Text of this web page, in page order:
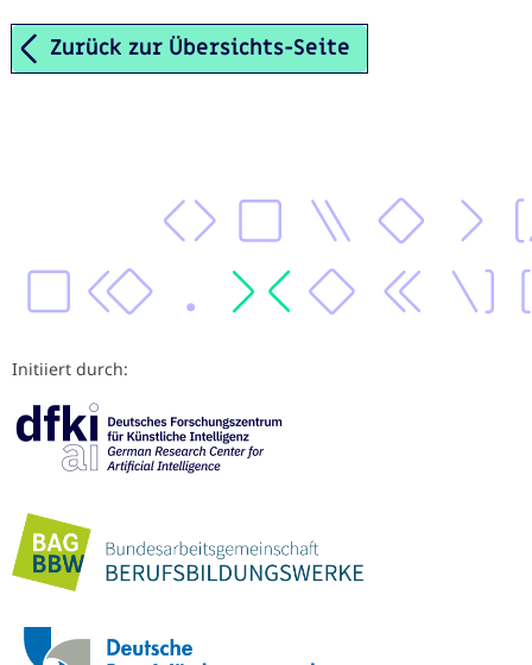
Zurück zur Übersichts-Seite
Initiiert durch: